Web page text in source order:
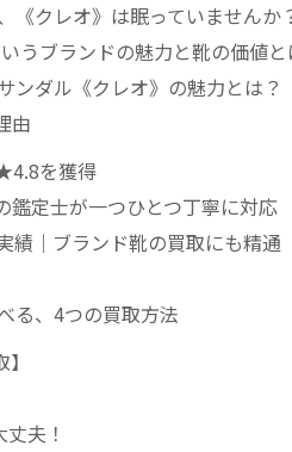
《クレオ》は眠っていませんか
うブランドの魅力と靴の価値と
ンダル《クレオ》の魅力とは？
由
を獲得
鑑定士が一つひとつ丁寧に対応
績｜ブランド靴の買取にも精通
る、4つの買取方法
夫！